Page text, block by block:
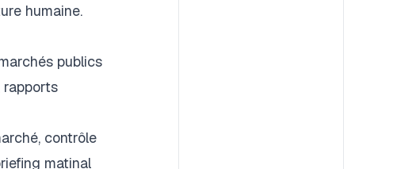
humaine.
publics
rapports
contrôle
matinal